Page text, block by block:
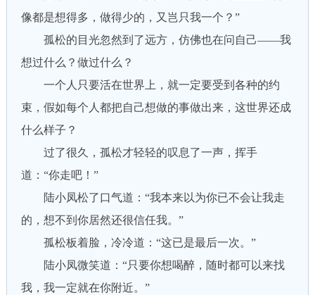
像都是想得多，做得少的，又岂只我一个？”
孤松的目光忽然到了远方，仿佛也在问自己——我
想过什么？做过什么？
一个人只要活在世界上，就一定要受到各种的约
束，假如每个人都把自己想做的事做出来，这世界还成
什么样子？
过了很久，孤松才轻轻的叹息了一声，挥手
道：“你走吧！”
陆小凤松了口气道：“我本来以为你已不会让我走
的，想不到你居然还很信任我。”
孤松板着脸，冷冷道：“这已是最后一次。”
陆小凤微笑道：“只要你想喝醉，随时都可以来找
我，我一定就在你附近。”